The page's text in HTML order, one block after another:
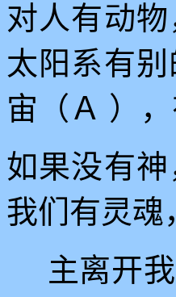
对人有动
太阳系有
宙（Ａ ）
如果没有
我们有灵魂
主离开